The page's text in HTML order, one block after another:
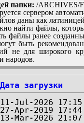
папки: /ARCHIVES/
сервером
даны как
найти файлы,
файлы ранее
быть
не для широкого
народов.
Дата загрузки